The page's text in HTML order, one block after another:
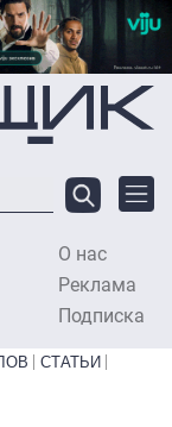
О нас
Реклама
Подписка
СТАТЬИ